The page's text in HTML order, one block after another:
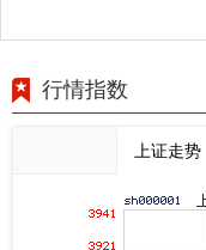
行情指数
上证走势